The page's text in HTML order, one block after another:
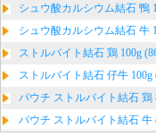
シュウ酸カルシウム結石 鴨
シュウ酸カルシウム結石 牛
ストルバイト結石 鶏 100g
ストルバイト結石 仔牛 100g
パウチ ストルバイト結石 鶏
パウチ ストルバイト結石 牛